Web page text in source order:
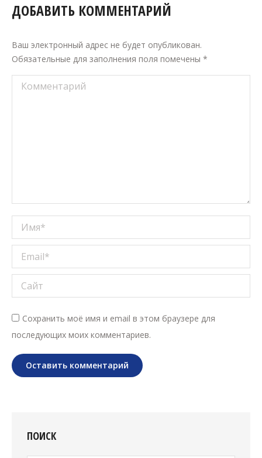
ДОБАВИТЬ КОММЕНТАРИЙ
Ваш электронный адрес не будет опубликован.
Обязательные для заполнения поля помечены *
Комментарий
Имя *
Email *
Сайт
Сохранить моё имя и email в этом браузере для
последующих моих комментариев.
Оставить комментарий
ПОИСК